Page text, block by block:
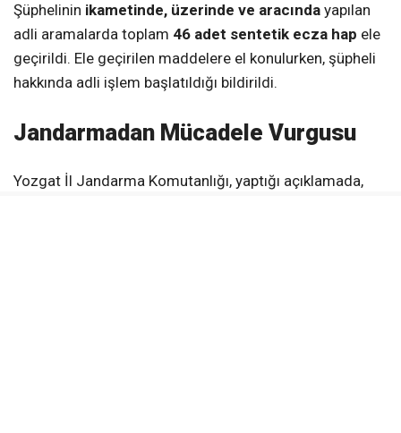
Şüphelinin ikametinde, üzerinde ve aracında yapılan
adli aramalarda toplam 46 adet sentetik ecza hap ele
geçirildi. Ele geçirilen maddelere el konulurken, şüpheli
hakkında adli işlem başlatıldığı bildirildi.
Jandarmadan Mücadele Vurgusu
Yozgat İl Jandarma Komutanlığı, yaptığı açıklamada,